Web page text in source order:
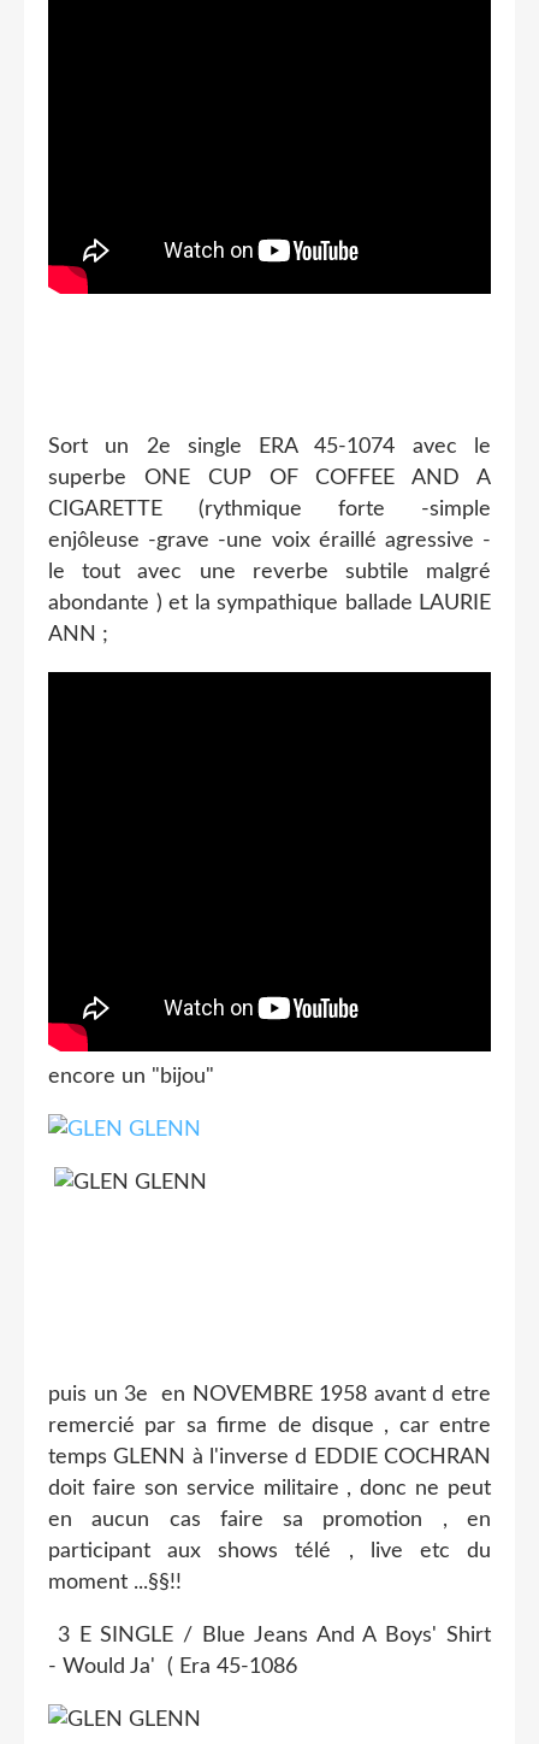
Sort un 2e single ERA 45-1074 avec le
superbe ONE CUP OF COFFEE AND A
CIGARETTE (rythmique forte -simple
enjôleuse -grave -une voix éraillé agressive -
le tout avec une reverbe subtile malgré
abondante ) et la sympathique ballade LAURIE
ANN ;
encore un "bijou"
puis un 3e en NOVEMBRE 1958 avant d etre
remercié par sa firme de disque , car entre
temps GLENN à l'inverse d EDDIE COCHRAN
doit faire son service militaire , donc ne peut
en aucun cas faire sa promotion , en
participant aux shows télé , live etc du
moment ...§§!!
3 E SINGLE / Blue Jeans And A Boys' Shirt
- Would Ja' ( Era 45-1086